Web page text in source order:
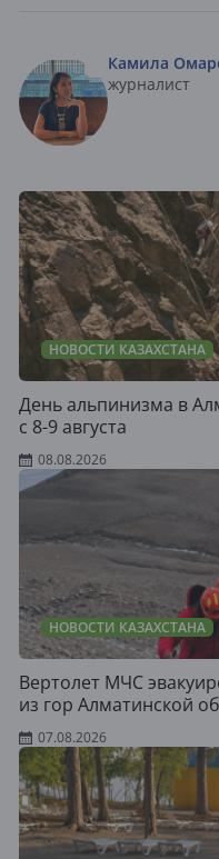
Камила
журналист
НОВОСТИ КАЗАХСТАНА
День альпинизма в
с 8-9 августа
08.08.2026
НОВОСТИ КАЗАХСТАНА
Вертолет МЧС
из гор Алматинской
07.08.2026